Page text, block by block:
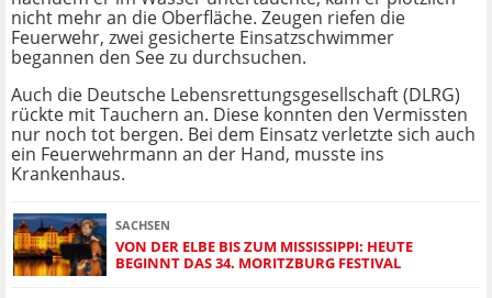
nicht mehr an die Oberfläche. Zeugen riefen die
Feuerwehr, zwei gesicherte Einsatzschwimmer
begannen den See zu durchsuchen.
Auch die Deutsche Lebensrettungsgesellschaft (DLRG)
rückte mit Tauchern an. Diese konnten den Vermissten
nur noch tot bergen. Bei dem Einsatz verletzte sich auch
ein Feuerwehrmann an der Hand, musste ins
Krankenhaus.
SACHSEN
VON DER ELBE BIS ZUM MISSISSIPPI: HEUTE
BEGINNT DAS 34. MORITZBURG FESTIVAL